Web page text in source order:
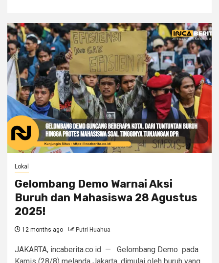
Lokal
Gelombang Demo Warnai Aksi
Buruh dan Mahasiswa 28 Agustus
2025!
12 months ago Putri Huahua
JAKARTA, incaberita.co.id — Gelombang Demo pada